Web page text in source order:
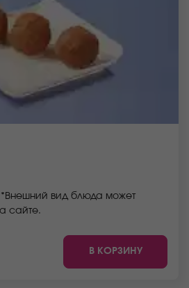
вид блюда может
сайте.
В КОРЗИНУ